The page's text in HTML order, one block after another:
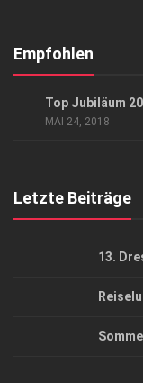
Kontakt, Impressum
Empfohlen
Top Jubiläum
MAI 24, 2018
Letzte Beiträge
13.